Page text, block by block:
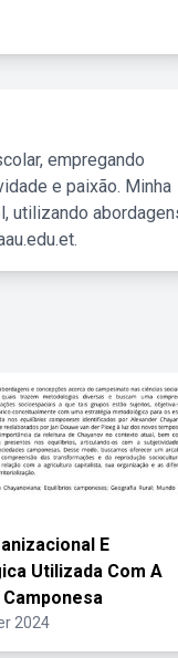
empregando
e paixão. Minha
utilizando
E
Utilizada Com A
2024